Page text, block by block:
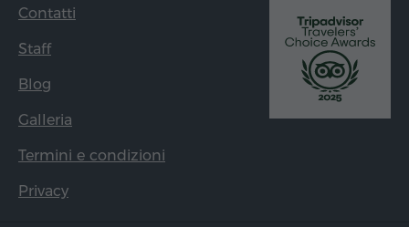
Contatti
Staff
Blog
Galleria
Termini e condizioni
Privacy